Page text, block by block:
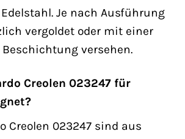
Je nach Ausführung
vergoldet oder mit einer
versehen.
Creolen 023247 für
Creolen 023247 sind aus